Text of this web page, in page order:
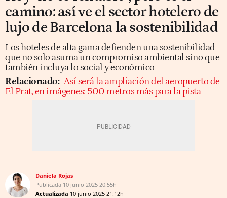
camino: así ve el sector hotelero de
lujo de Barcelona la sostenibilidad
Los hoteles de alta gama defienden una sostenibilidad
que no solo asuma un compromiso ambiental sino que
también incluya lo social y económico
Relacionado: Así será la ampliación del aeropuerto de
El Prat, en imágenes: 500 metros más para la pista
Daniela Rojas
Publicada 10 junio 2025 20:55h
Actualizada 10 junio 2025 21:12h